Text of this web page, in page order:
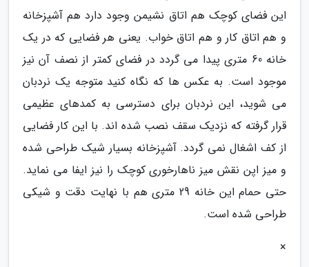
این فضای کوچک هم اتاق نشیمن وجود دارد هم آشپزخانه
و هم اتاق کار و هم اتاق خواب. یعنی هر فضایی که در یک
خانه 60 متری پیدا می گردد در فضای کمتر از نصف آن نیز
موجود است. به عکس ها که نگاه کنید متوجه یک نردبان
می شوید، این نردبان برای دسترسی به کمدهای عظیمی
قرار گرفته که نزدیک سقف نصب شده اند. با این کار فضایی
از کف اشغال نمی گردد. آشپزخانه بسیار شیک طراحی شده
و میز اپن نقش میز ناهارخوری کوچک را نیز ایفا می نماید.
حتی حمام این خانه 29 متری هم با نهایت دقت و شیکی
طراحی شده است.
×